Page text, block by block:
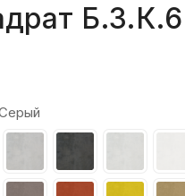
Б.3.К.6